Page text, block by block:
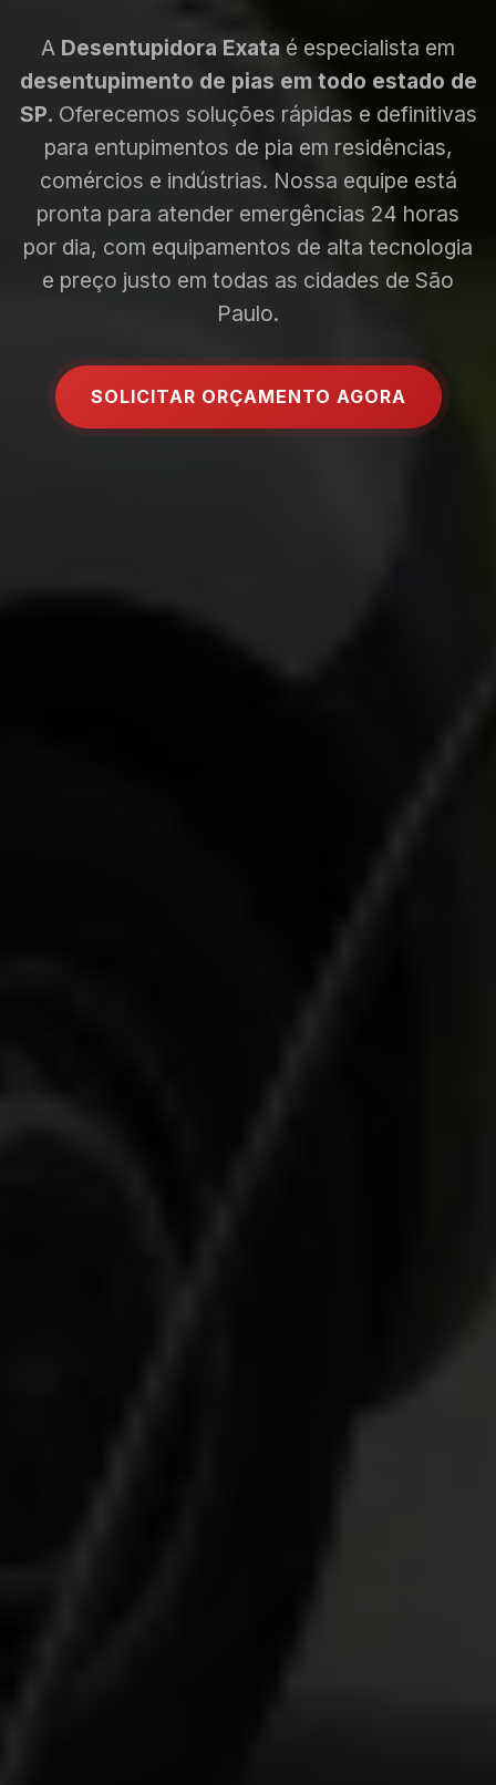
A Desentupidora Exata é especialista em
desentupimento de pias em todo estado de
SP. Oferecemos soluções rápidas e definitivas
para entupimentos de pia em residências,
comércios e indústrias. Nossa equipe está
pronta para atender emergências 24 horas
por dia, com equipamentos de alta tecnologia
e preço justo em todas as cidades de São
Paulo.
SOLICITAR ORÇAMENTO AGORA